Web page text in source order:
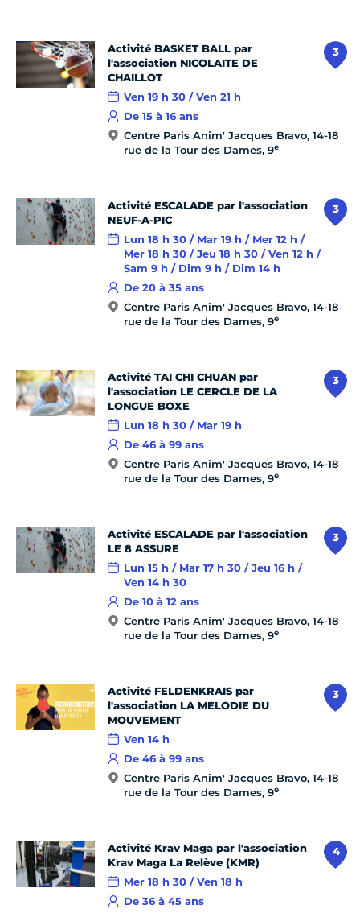
3
Activité BASKET BALL par
l'association NICOLAITE DE
CHAILLOT
Ven 19 h 30 / Ven 21 h
De 15 à 16 ans
Centre Paris Anim' Jacques Bravo, 14-18
rue de la Tour des Dames, 9e
3
Activité ESCALADE par l'association
NEUF-A-PIC
Lun 18 h 30 / Mar 19 h / Mer 12 h /
Mer 18 h 30 / Jeu 18 h 30 / Ven 12 h /
Sam 9 h / Dim 9 h / Dim 14 h
De 20 à 35 ans
Centre Paris Anim' Jacques Bravo, 14-18
rue de la Tour des Dames, 9e
3
Activité TAI CHI CHUAN par
l'association LE CERCLE DE LA
LONGUE BOXE
Lun 18 h 30 / Mar 19 h
De 46 à 99 ans
Centre Paris Anim' Jacques Bravo, 14-18
rue de la Tour des Dames, 9e
3
Activité ESCALADE par l'association
LE 8 ASSURE
Lun 15 h / Mar 17 h 30 / Jeu 16 h /
Ven 14 h 30
De 10 à 12 ans
Centre Paris Anim' Jacques Bravo, 14-18
rue de la Tour des Dames, 9e
3
Activité FELDENKRAIS par
l'association LA MELODIE DU
MOUVEMENT
Ven 14 h
De 46 à 99 ans
Centre Paris Anim' Jacques Bravo, 14-18
rue de la Tour des Dames, 9e
4
Activité Krav Maga par l'association
Krav Maga La Relève (KMR)
Mer 18 h 30 / Ven 18 h
De 36 à 45 ans